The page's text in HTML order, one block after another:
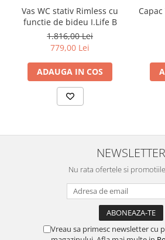
Vas WC stativ Rimless cu
functie de bideu I.Life B
1.816,00 Lei
779,00 Lei
ADAUGA IN COS
NEWSLETTER
Nu rata ofertele si
Vreau sa primesc newsletter cu